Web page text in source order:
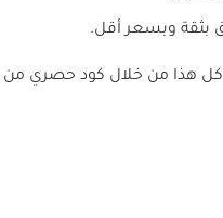
بثقة وبسعر أقل.
كل هذا من خلال كود حصري من